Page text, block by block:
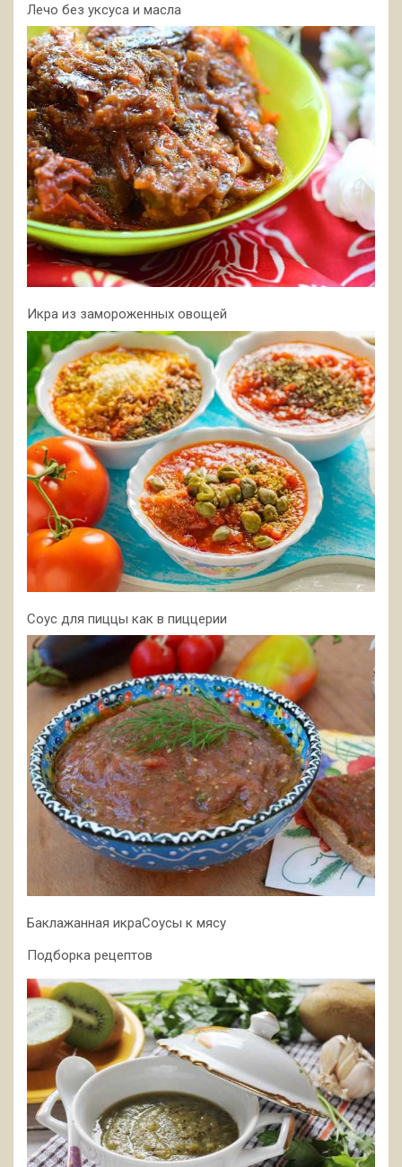
Лечо без уксуса и масла
Икра из замороженных овощей
Соус для пиццы как в пиццерии
Баклажанная икраСоусы к мясу
Подборка рецептов